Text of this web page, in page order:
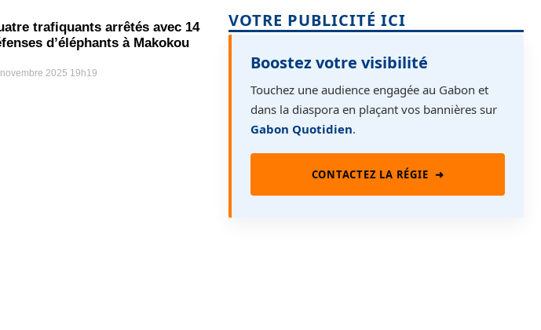
trafiquants arrêtés avec 14
d’éléphants à Makokou
2025 19h19
VOTRE PUBLICITÉ ICI
Boostez votre visibilité
Touchez une audience engagée au Gabon et
dans la diaspora en plaçant vos bannières sur
Gabon Quotidien.
CONTACTEZ LA RÉGIE ➜